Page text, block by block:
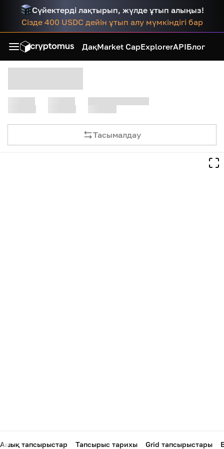
Сүйектерді лақтырып, жүлде ұтып алыңыз!
Сізде 400 USDC дейін ұтып алу мүмкіндігі бар
ДақMarket CapExplorerAPIБлог
Тасымалдау
Ашық тапсырыстар Тапсырыс тарихы Grid тапсырыстары